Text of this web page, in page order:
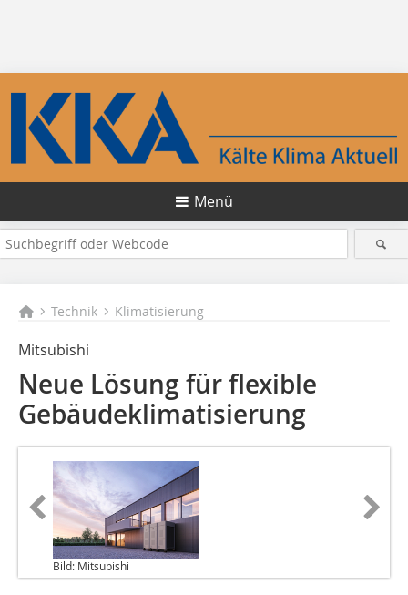
Menü
Technik Klimatisierung
Mitsubishi
Neue Lösung für flexible
Gebäudeklimatisierung
Bild: Mitsubishi